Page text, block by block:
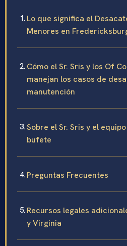
Lo que significa el
Menores en
Cómo el Sr. Sris y los Of
manejan los casos de
manutención
Sobre el Sr. Sris y el
bufete
Preguntas Frecuentes
Recursos legales
y Virginia